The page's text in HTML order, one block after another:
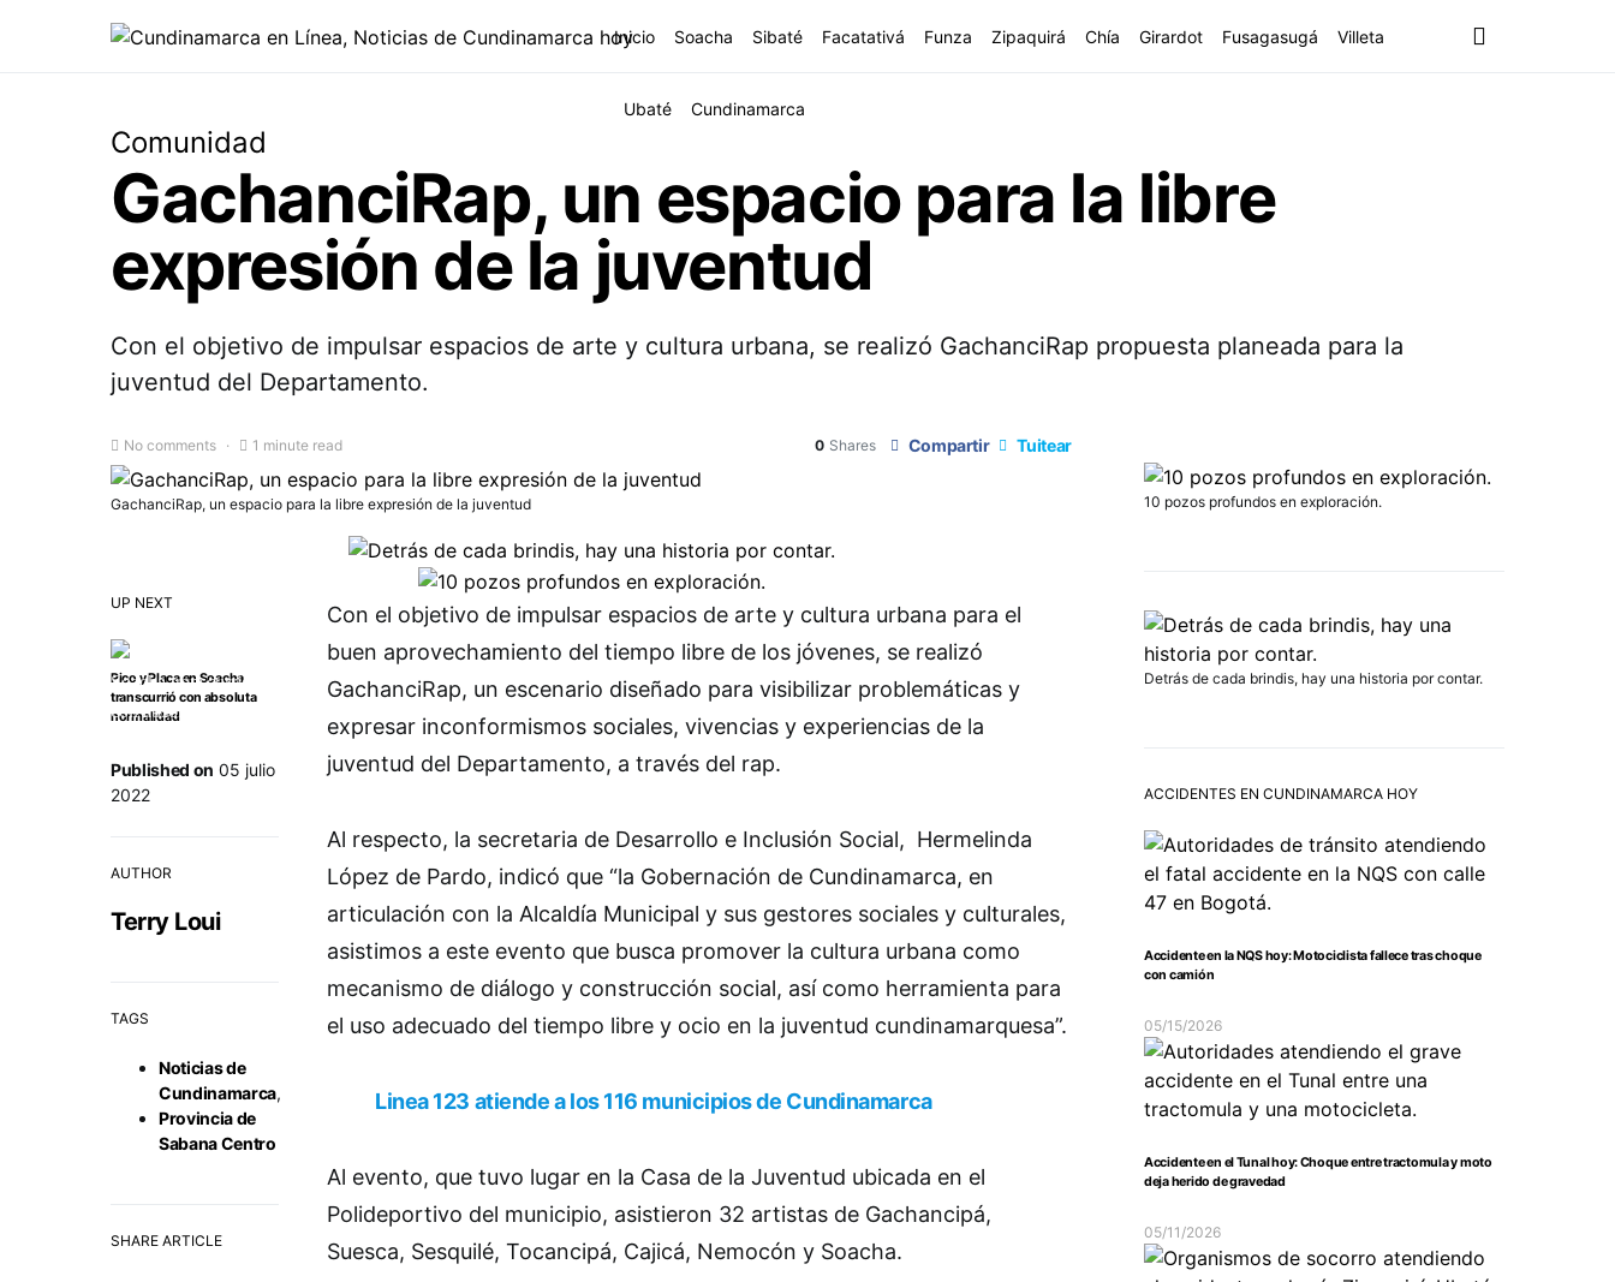
Inicio Soacha Sibaté Facatativá Funza Zipaquirá Chía Girardot Fusagasugá Villeta
Ubaté Cundinamarca
Comunidad
GachanciRap, un espacio para la libre
expresión de la juventud
Con el objetivo de impulsar espacios de arte y cultura urbana, se realizó GachanciRap propuesta planeada para la
juventud del Departamento.
No comments 1 minute read 0 Shares Compartir Tuitear
GachanciRap, un espacio para la libre expresión de la juventud
UP NEXT
Pico y Placa en Soacha
transcurrió con absoluta
normalidad
Published on 05 julio
2022
AUTHOR
Terry Loui
TAGS
Noticias de
Cundinamarca,
Provincia de
Sabana Centro
SHARE ARTICLE
Con el objetivo de impulsar espacios de arte y cultura urbana para el
buen aprovechamiento del tiempo libre de los jóvenes, se realizó
GachanciRap, un escenario diseñado para visibilizar problemáticas y
expresar inconformismos sociales, vivencias y experiencias de la
juventud del Departamento, a través del rap.
Al respecto, la secretaria de Desarrollo e Inclusión Social, Hermelinda
López de Pardo, indicó que “la Gobernación de Cundinamarca, en
articulación con la Alcaldía Municipal y sus gestores sociales y culturales,
asistimos a este evento que busca promover la cultura urbana como
mecanismo de diálogo y construcción social, así como herramienta para
el uso adecuado del tiempo libre y ocio en la juventud cundinamarquesa”.
Linea 123 atiende a los 116 municipios de Cundinamarca
Al evento, que tuvo lugar en la Casa de la Juventud ubicada en el
Polideportivo del municipio, asistieron 32 artistas de Gachancipá,
Suesca, Sesquilé, Tocancipá, Cajicá, Nemocón y Soacha.
10 pozos profundos en exploración.
Detrás de cada brindis, hay una historia por contar.
ACCIDENTES EN CUNDINAMARCA HOY
Accidente en la NQS hoy: Motociclista fallece tras choque
con camión
05/15/2026
Accidente en el Tunal hoy: Choque entre tractomula y moto
deja herido de gravedad
05/11/2026